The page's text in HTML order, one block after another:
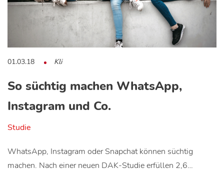
01.03.18 Kli
So süchtig machen WhatsApp,
Instagram und Co.
Studie
WhatsApp, Instagram oder Snapchat können süchtig
machen. Nach einer neuen DAK-Studie erfüllen 2,6…